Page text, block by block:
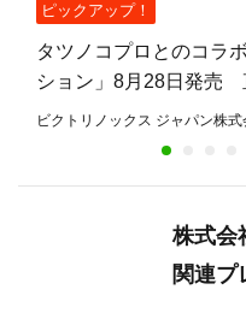
ピックアップ！
タツノコプロとのコラ
ション」8月28日発売
8月27日まで
ビクトリノックス ジャパン株式
株式会
関連プ